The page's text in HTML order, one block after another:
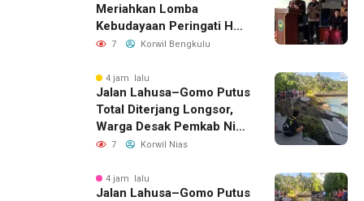
Meriahkan Lomba
Kebudayaan Peringati HUT
RI Ke-81 di Bengkulu
7 Korwil Bengkulu
4 jam lalu
Jalan Lahusa–Gomo Putus
Total Diterjang Longsor,
Warga Desak Pemkab Nias
Selatan Bergerak Cepat
7 Korwil Nias
4 jam lalu
Jalan Lahusa–Gomo Putus